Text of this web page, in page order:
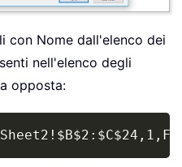
con Nome dall'elenco dei
nell'elenco degli
opposta:
Copy